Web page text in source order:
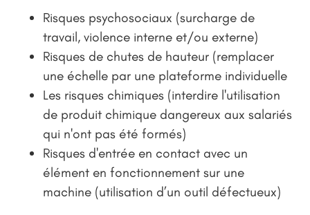
Risques psychosociaux (surcharge de
travail, violence interne et/ou externe)
Risques de chutes de hauteur (remplacer
une échelle par une plateforme individuelle
Les risques chimiques (interdire l'utilisation
de produit chimique dangereux aux salariés
qui n'ont pas été formés)
Risques d'entrée en contact avec un
élément en fonctionnement sur une
machine (utilisation d’un outil défectueux)